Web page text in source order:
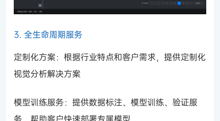
3. 全生命周期服务
定制化方案：根据行业特点和客户需求，提供定制化
视觉分析解决方案
模型训练服务：提供数据标注、模型训练、验证服